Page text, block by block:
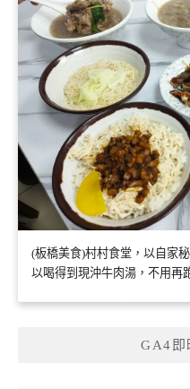
(板橋美食)村村食堂，以自家
以喝得到現沖牛肉湯，不用再
GA4即